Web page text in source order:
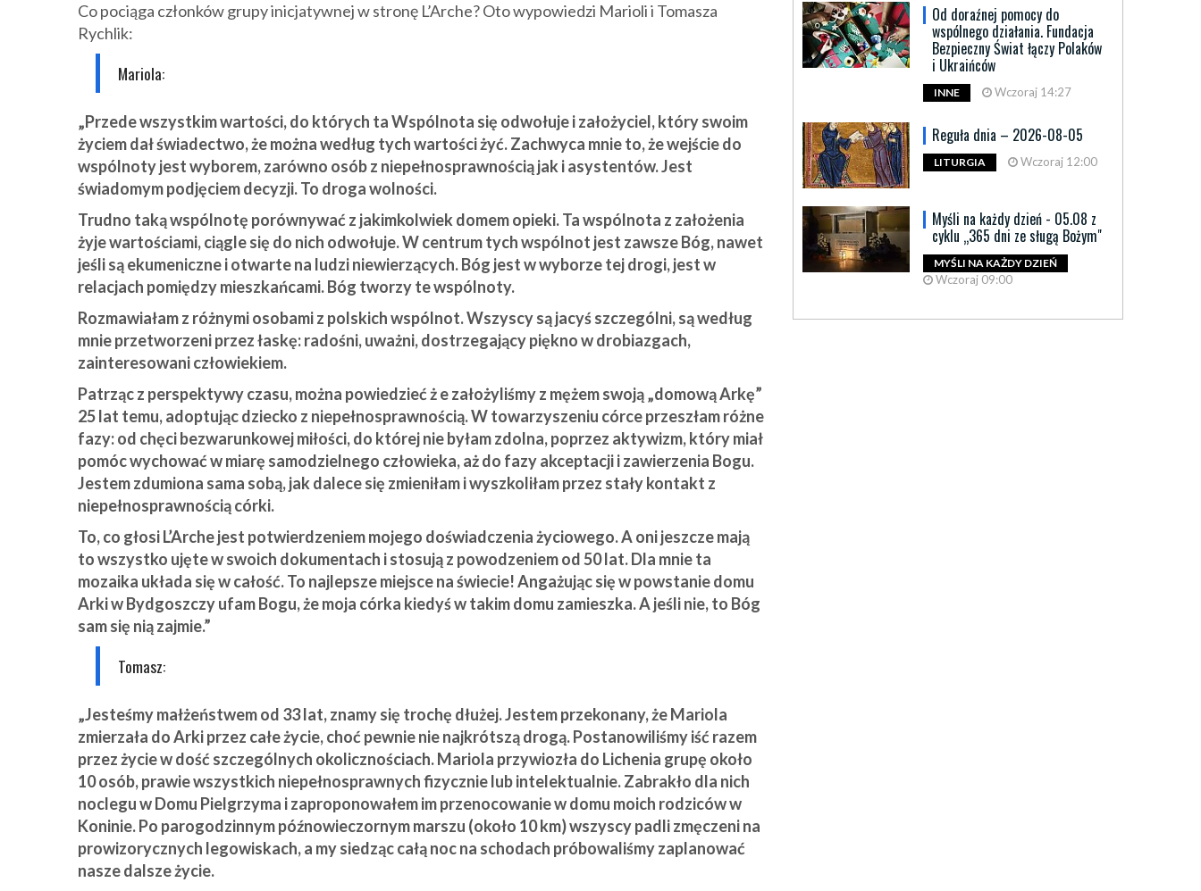
Co pociąga członków grupy inicjatywnej w stronę L’Arche? Oto wypowiedzi Marioli i Tomasza
Rychlik:
Mariola:
„Przede wszystkim wartości, do których ta Wspólnota się odwołuje i założyciel, który swoim
życiem dał świadectwo, że można według tych wartości żyć. Zachwyca mnie to, że wejście do
wspólnoty jest wyborem, zarówno osób z niepełnosprawnością jak i asystentów. Jest
świadomym podjęciem decyzji. To droga wolności.
Trudno taką wspólnotę porównywać z jakimkolwiek domem opieki. Ta wspólnota z założenia
żyje wartościami, ciągle się do nich odwołuje. W centrum tych wspólnot jest zawsze Bóg, nawet
jeśli są ekumeniczne i otwarte na ludzi niewierzących. Bóg jest w wyborze tej drogi, jest w
relacjach pomiędzy mieszkańcami. Bóg tworzy te wspólnoty.
Rozmawiałam z różnymi osobami z polskich wspólnot. Wszyscy są jacyś szczególni, są według
mnie przetworzeni przez łaskę: radośni, uważni, dostrzegający piękno w drobiazgach,
zainteresowani człowiekiem.
Patrząc z perspektywy czasu, można powiedzieć ż e założyliśmy z mężem swoją „domową Arkę”
25 lat temu, adoptując dziecko z niepełnosprawnością. W towarzyszeniu córce przeszłam różne
fazy: od chęci bezwarunkowej miłości, do której nie byłam zdolna, poprzez aktywizm, który miał
pomóc wychować w miarę samodzielnego człowieka, aż do fazy akceptacji i zawierzenia Bogu.
Jestem zdumiona sama sobą, jak dalece się zmieniłam i wyszkoliłam przez stały kontakt z
niepełnosprawnością córki.
To, co głosi L’Arche jest potwierdzeniem mojego doświadczenia życiowego. A oni jeszcze mają
to wszystko ujęte w swoich dokumentach i stosują z powodzeniem od 50 lat. Dla mnie ta
mozaika układa się w całość. To najlepsze miejsce na świecie! Angażując się w powstanie domu
Arki w Bydgoszczy ufam Bogu, że moja córka kiedyś w takim domu zamieszka. A jeśli nie, to Bóg
sam się nią zajmie.”
Tomasz:
„Jesteśmy małżeństwem od 33 lat, znamy się trochę dłużej. Jestem przekonany, że Mariola
zmierzała do Arki przez całe życie, choć pewnie nie najkrótszą drogą. Postanowiliśmy iść razem
przez życie w dość szczególnych okolicznościach. Mariola przywiozła do Lichenia grupę około
10 osób, prawie wszystkich niepełnosprawnych fizycznie lub intelektualnie. Zabrakło dla nich
noclegu w Domu Pielgrzyma i zaproponowałem im przenocowanie w domu moich rodziców w
Koninie. Po parogodzinnym późnowieczornym marszu (około 10 km) wszyscy padli zmęczeni na
prowizorycznych legowiskach, a my siedząc całą noc na schodach próbowaliśmy zaplanować
nasze dalsze życie.
Od doraźnej pomocy do
wspólnego działania. Fundacja
Bezpieczny Świat łączy Polaków
i Ukraińców
INNE Wczoraj 14:27
Reguła dnia – 2026-08-05
LITURGIA Wczoraj 12:00
Myśli na każdy dzień - 05.08 z
cyklu „365 dni ze sługą Bożym"
MYŚLI NA KAŻDY DZIEŃ
Wczoraj 09:00